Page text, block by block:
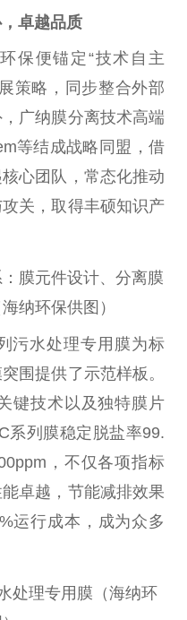
卓越品质
保便锚定“技术自主
策略，同步整合外部
广纳膜分离技术高端
等结成战略同盟，借
心团队，常态化推动
关，取得丰硕知识产
膜元件设计、分离膜
纳环保供图）
污水处理专用膜为标
围提供了示范样板。
键技术以及独特膜片
系列膜稳定脱盐率99.
，不仅各项指标
能卓越，节能减排效果
运行成本，成为众多
处理专用膜（海纳环